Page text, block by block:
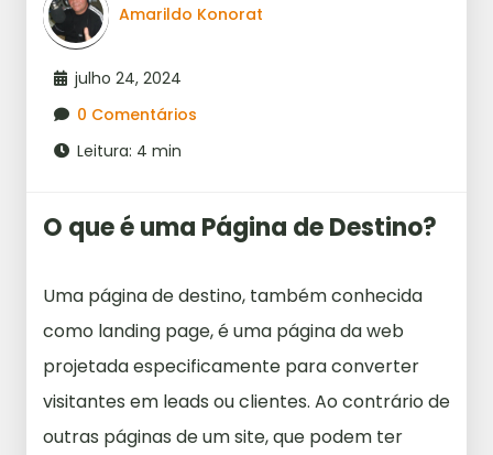
Amarildo Konorat
julho 24, 2024
0 Comentários
Leitura: 4 min
O que é uma Página de Destino?
Uma página de destino, também conhecida
como landing page, é uma página da web
projetada especificamente para converter
visitantes em leads ou clientes. Ao contrário de
outras páginas de um site, que podem ter